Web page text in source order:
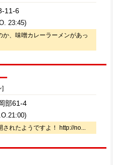
11-6
23:45)
か、味噌カレーラーメンがあっ
]
部61-4
されたようですよ！ http://no...